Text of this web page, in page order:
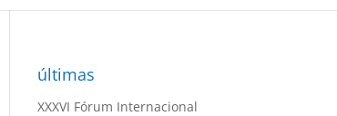
últimas
XXXVI Fórum Internacional